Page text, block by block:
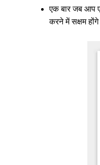
एक बार जब आप
करने में सक्षम